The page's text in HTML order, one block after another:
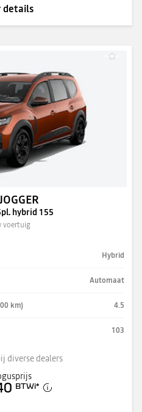
details
hybrid 155
voertuig
Hybrid
Automaat
km) 4.5
103
diverse dealers
BTWi*